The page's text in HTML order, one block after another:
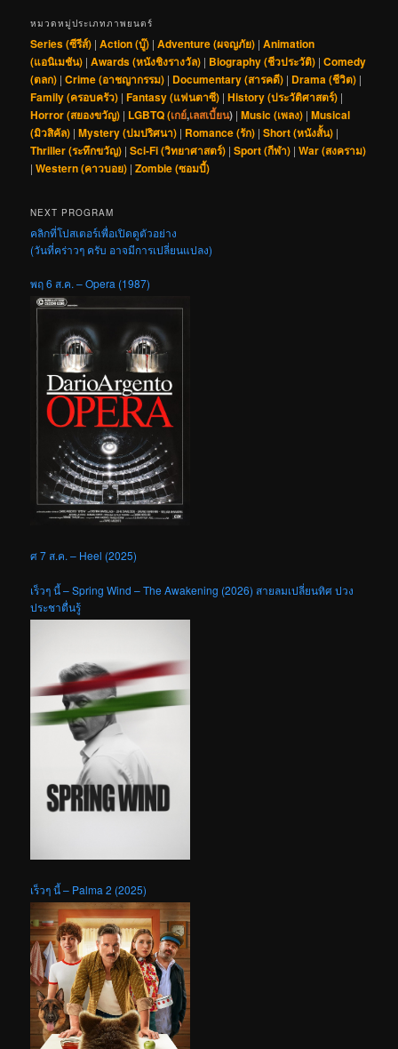
หมวดหมู่ประเภทภาพยนตร์
Series (ซีรีส์) |Action (บู๊) |Adventure (ผจญภัย) |Animation
(แอนิเมชัน) |Awards (หนังชิงรางวัล) | Biography (ชีวประวัติ) |Comedy
(ตลก) |Crime (อาชญากรรม) | Documentary (สารคดี) | Drama (ชีวิต) |
Family (ครอบครัว) |Fantasy (แฟนตาซี) |History (ประวัติศาสตร์) |
Horror (สยองขวัญ) | LGBTQ (เกย์,เลสเบี้ยน) |Music (เพลง) |Musical
(มิวสิคัล) |Mystery (ปมปริศนา) | Romance (รัก) |Short (หนังสั้น) |
Thriller (ระทึกขวัญ) |Sci-Fi (วิทยาศาสตร์) |Sport (กีฬา) |War (สงคราม)
|Western (คาวบอย) |Zombie (ซอมบี้)
NEXT PROGRAM
คลิกที่โปสเตอร์เพื่อเปิดดูตัวอย่าง
(วันที่คร่าวๆ ครับ อาจมีการเปลี่ยนแปลง)
พฤ 6 ส.ค. – Opera (1987)
ศ 7 ส.ค. – Heel (2025)
เร็วๆ นี้ – Spring Wind – The Awakening (2026) สายลมเปลี่ยนทิศ ปวง
ประชาตื่นรู้
เร็วๆ นี้ – Palma 2 (2025)